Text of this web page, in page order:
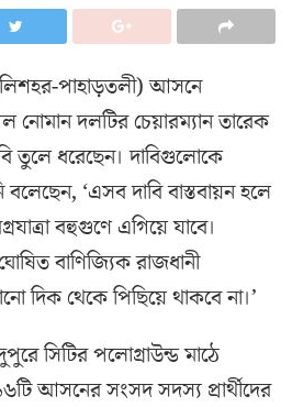
পাহাড়তলী) আসনে
নোমান দলটির চেয়ারম্যান তারেক
তুলে ধরেছেন। দাবিগুলোকে
‘এসব দাবি বাস্তবায়ন হলে
বহুগুণে এগিয়ে যাবে।
বাণিজ্যিক রাজধানী
দিক থেকে পিছিয়ে থাকবে না।’
সিটির পলোগ্রাউন্ড মাঠে
আসনের সংসদ সদস্য প্রার্থীদের